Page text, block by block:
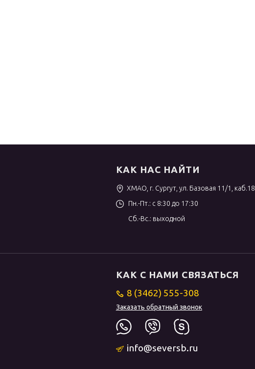
КАК НАС НАЙТИ
ХМАО, г. Сургут, ул. Базовая 11/1, каб.18
Пн.-Пт.: с 8:30 до 17:30
Сб.-Вс.: выходной
КАК С НАМИ СВЯЗАТЬСЯ
8 (3462) 555-308
Заказать обратный звонок
info@seversb.ru